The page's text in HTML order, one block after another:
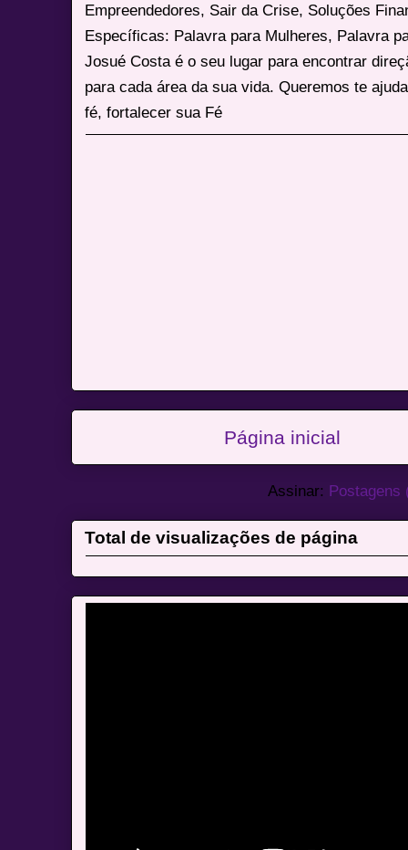
Empreendedores, Sair da Crise, Soluções
Específicas: Palavra para Mulheres, Palavra
Josué Costa é o seu lugar para encontrar
para cada área da sua vida. Queremos te
fé, fortalecer sua Fé
Página inicial
Assinar: Postagens
Total de visualizações de página